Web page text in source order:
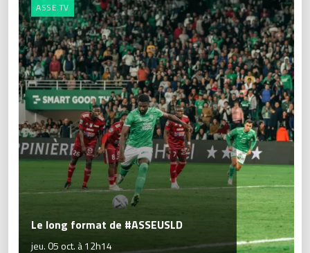
ASSE.TV
Le long format de #ASSEUSLD
jeu. 05 oct. à 12h14